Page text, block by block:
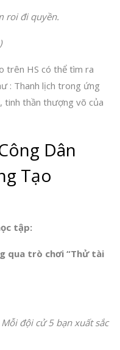
roi đi quyền.
trên HS có thể tìm ra
: Thanh lịch trong ứng
tinh thần thượng võ của
Dân
Tạo
ọc tập:
qua trò chơi “Thử tài
đội cử 5 bạn xuất sắc